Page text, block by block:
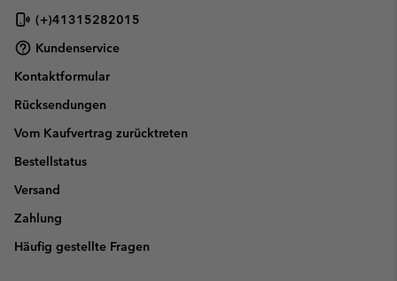
(+)41315282015
Kundenservice
Kontaktformular
Rücksendungen
Vom Kaufvertrag zurücktreten
Bestellstatus
Versand
Zahlung
Häufig gestellte Fragen